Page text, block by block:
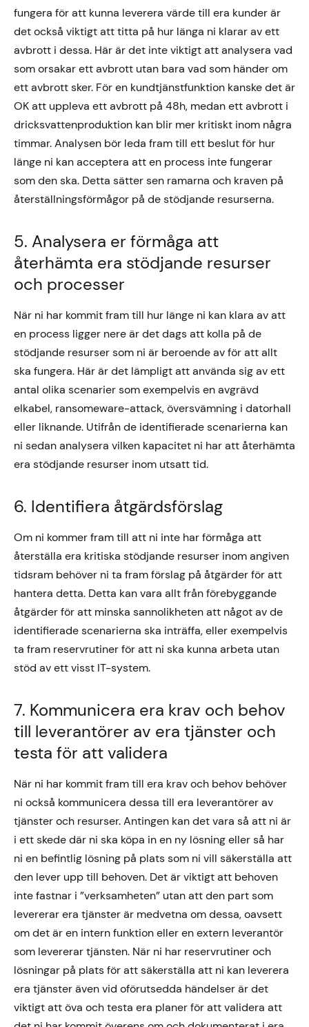
fungera för att kunna leverera värde till era kunder är
det också viktigt att titta på hur länga ni klarar av ett
avbrott i dessa. Här är det inte viktigt att analysera vad
som orsakar ett avbrott utan bara vad som händer om
ett avbrott sker. För en kundtjänstfunktion kanske det är
OK att uppleva ett avbrott på 48h, medan ett avbrott i
dricksvattenproduktion kan blir mer kritiskt inom några
timmar. Analysen bör leda fram till ett beslut för hur
länge ni kan acceptera att en process inte fungerar
som den ska. Detta sätter sen ramarna och kraven på
återställningsförmågor på de stödjande resurserna.
5. Analysera er förmåga att
återhämta era stödjande resurser
och processer
När ni har kommit fram till hur länge ni kan klara av att
en process ligger nere är det dags att kolla på de
stödjande resurser som ni är beroende av för att allt
ska fungera. Här är det lämpligt att använda sig av ett
antal olika scenarier som exempelvis en avgrävd
elkabel, ransomeware-attack, översvämning i datorhall
eller liknande. Utifrån de identifierade scenarierna kan
ni sedan analysera vilken kapacitet ni har att återhämta
era stödjande resurser inom utsatt tid.
6. Identifiera åtgärdsförslag
Om ni kommer fram till att ni inte har förmåga att
återställa era kritiska stödjande resurser inom angiven
tidsram behöver ni ta fram förslag på åtgärder för att
hantera detta. Detta kan vara allt från förebyggande
åtgärder för att minska sannolikheten att något av de
identifierade scenarierna ska inträffa, eller exempelvis
ta fram reservrutiner för att ni ska kunna arbeta utan
stöd av ett visst IT-system.
7. Kommunicera era krav och behov
till leverantörer av era tjänster och
testa för att validera
När ni har kommit fram till era krav och behov behöver
ni också kommunicera dessa till era leverantörer av
tjänster och resurser. Antingen kan det vara så att ni är
i ett skede där ni ska köpa in en ny lösning eller så har
ni en befintlig lösning på plats som ni vill säkerställa att
den lever upp till behoven. Det är viktigt att behoven
inte fastnar i ”verksamheten” utan att den part som
levererar era tjänster är medvetna om dessa, oavsett
om det är en intern funktion eller en extern leverantör
som levererar tjänsten. När ni har reservrutiner och
lösningar på plats för att säkerställa att ni kan leverera
era tjänster även vid oförutsedda händelser är det
viktigt att öva och testa era planer för att validera att